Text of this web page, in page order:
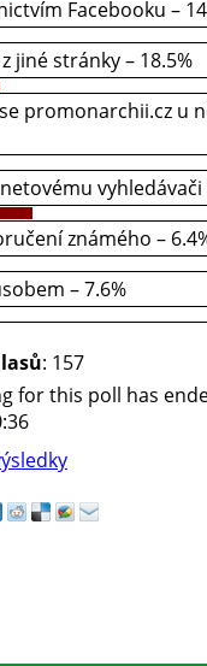
Facebooku –
jiné stránky – 18.5%
promonarchii.cz u
vyhledávači
známého –
– 7.6%
: 157
for this poll has